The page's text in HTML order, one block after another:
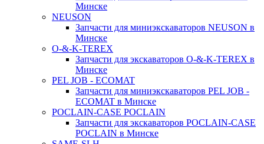
Минске
NEUSON
Запчасти для миниэкскаваторов NEUSON в
Минске
O-&-K-TEREX
Запчасти для экскаваторов O-&-K-TEREX в
Минске
PEL JOB - ECOMAT
Запчасти для миниэкскаваторов PEL JOB -
ECOMAT в Минске
POCLAIN-CASE POCLAIN
Запчасти для экскаваторов POCLAIN-CASE
POCLAIN в Минске